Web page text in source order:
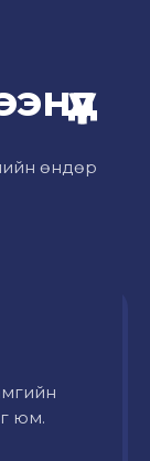
өндөр
юм.